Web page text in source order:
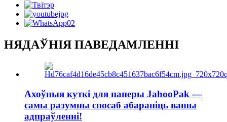
НЯДАЎНІЯ ПАВЕДАМЛЕННІ
Ахоўныя куткі для паперы JahooPak —
самы разумны спосаб абараніць вашы
адпраўленні!